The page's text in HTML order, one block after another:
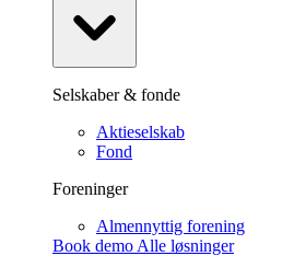
Selskaber & fonde
Aktieselskab
Fond
Foreninger
Almennyttig forening
Book demo Alle løsninger